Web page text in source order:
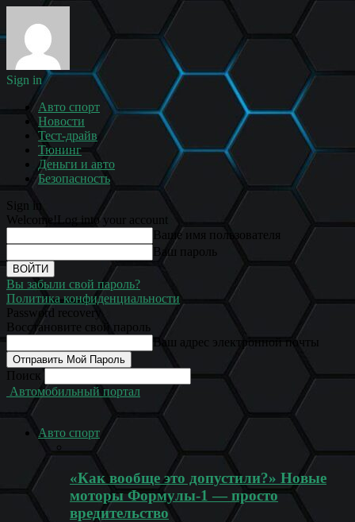
Sign in
Авто спорт
Новости
Тест-драйв
Тюнинг
Деньги и авто
Безопасность
Sign in
Welcome! Log into your account
Ваше имя пользователя
Ваш пароль
Вы забыли свой пароль?
Политика конфиденциальности
Password recovery
Восстановите свой пароль
Ваш адрес электронной почты
Поиск
Автомобильный портал
Авто спорт
«Как вообще это допустили?» Новые
моторы Формулы-1 — просто
вредительство